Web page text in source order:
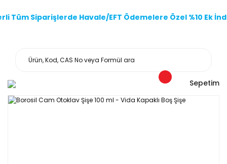
Tüm Siparişlerde Havale/EFT Ödemelere Özel %10 Ek
Sepetim